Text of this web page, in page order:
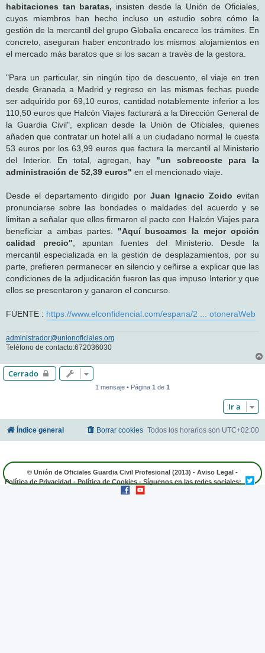
habitaciones tan baratas, insisten desde la Unión de Oficiales,
cuyos miembros han hecho incluso un estudio sobre cómo la
gestión de la mercantil del grupo Globalia encarece los trámites. En
concreto, aseguran haber encontrado los mismos alojamientos en
el mercado más baratos que si los sacan a través de la gestora.
"Para un particular, sin ningún tipo de descuento, el viaje en tren
desde Granada a Madrid y regreso en las mismas fechas puede
ser adquirido por 69,10 euros, cantidad notablemente inferior a los
110,50 euros que Halcón Viajes facturará a la Dirección General de
la Guardia Civil", explican desde la Unión de Oficiales, quienes
añaden que contratar un hotel allí a un ciudadano normal le cuesta
53 euros por los 63,99 euros que factura la mercantil al Ministerio
del Interior. En total, agregan, hay "un sobrecoste para la
administración de 52,39 euros" en el mencionado viaje.
Desde el departamento dirigido por Juan Ignacio Zoido evitan
pronunciarse sobre las bondades o maldades del acuerdo y se
limitan a señalar que ellos firmaron el pacto con Halcón Viajes para
beneficiar a ambas partes. "Aquí buscamos la mejor opción
calidad precio" , apuntan fuentes del Ministerio. Desde la
mercantil especializada en la gestión de desplazamientos, por su
parte, prefieren permanecer en silencio y ceñirse a explicar que las
condiciones de la adjudicación fueron las que impuso Interior y que
ellos se presentaron y ganaron el concurso.
FUENTE : https://www.elconfidencial.com/espana/2 ... otoneraWeb
administrador@unionoficiales.org
Teléfono de contacto:672036030
Cerrado
1 mensaje • Página 1 de 1
Ir a
Índice general Todos los horarios son UTC+02:00
Borrar cookies
© Unión de Oficiales Guardia Civil Profesional (2013) - Aviso Legal -
Política de Privacidad - Política de Cookies - Síguenos en las redes sociales: